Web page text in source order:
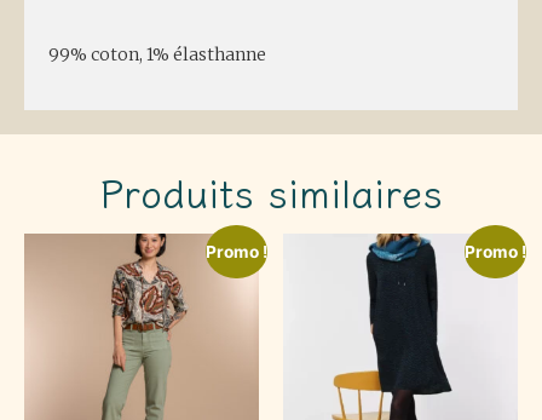
99% coton, 1% élasthanne
Produits similaires
Promo ! Promo !